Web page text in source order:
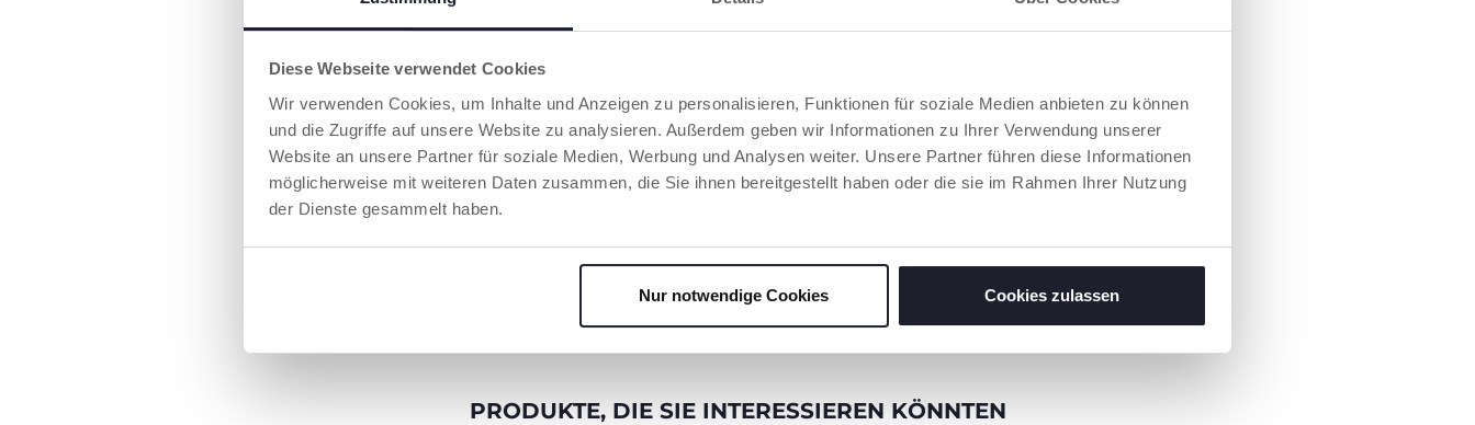
Diese Webseite verwendet Cookies
Wir verwenden Cookies, um Inhalte und Anzeigen zu personalisieren, Funktionen für soziale Medien anbieten zu können
und die Zugriffe auf unsere Website zu analysieren. Außerdem geben wir Informationen zu Ihrer Verwendung unserer
Website an unsere Partner für soziale Medien, Werbung und Analysen weiter. Unsere Partner führen diese Informationen
möglicherweise mit weiteren Daten zusammen, die Sie ihnen bereitgestellt haben oder die sie im Rahmen Ihrer Nutzung
der Dienste gesammelt haben.
Nur notwendige Cookies Cookies zulassen
SCHÜTZENDES
VERDECK
PRODUKTE, DIE SIE INTERESSIEREN KÖNNTEN